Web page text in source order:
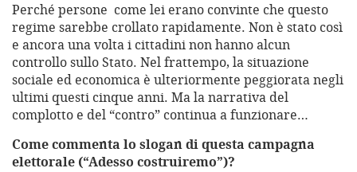
Perché persone come lei erano convinte che questo
regime sarebbe crollato rapidamente. Non è stato così
e ancora una volta i cittadini non hanno alcun
controllo sullo Stato. Nel frattempo, la situazione
sociale ed economica è ulteriormente peggiorata negli
ultimi questi cinque anni. Ma la narrativa del
complotto e del “contro” continua a funzionare…
Come commenta lo slogan di questa campagna
elettorale (“Adesso costruiremo”)?